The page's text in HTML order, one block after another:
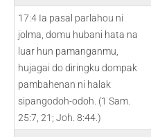
17:4 Ia pasal parlahou ni
jolma, domu hubani hata na
luar hun pamanganmu,
hujagai do diringku dompak
pambahenan ni halak
sipangodoh-odoh. (1 Sam.
25:7, 21; Joh. 8:44.)